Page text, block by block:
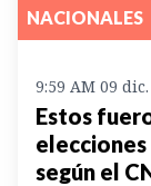
NACIONALES
9:59 AM 09
Estos
según el